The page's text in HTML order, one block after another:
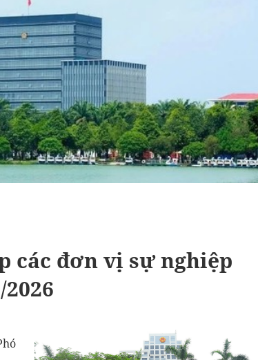
các đơn vị sự nghiệp